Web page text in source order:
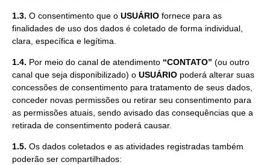
1.3. O consentimento que o USUÁRIO fornece para as
finalidades de uso dos dados é coletado de forma individual,
clara, específica e legítima.
1.4. Por meio do canal de atendimento “CONTATO” (ou outro
canal que seja disponibilizado) o USUÁRIO poderá alterar suas
concessões de consentimento para tratamento de seus dados,
conceder novas permissões ou retirar seu consentimento para
as permissões atuais, sendo avisado das consequências que a
retirada de consentimento poderá causar.
1.5. Os dados coletados e as atividades registradas também
poderão ser compartilhados: